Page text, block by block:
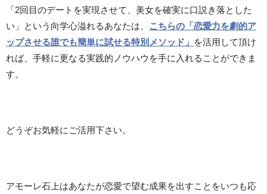
「2回目のデートを実現させて、美女を確実に口説き落とした
い」という向学心溢れるあなたは、 こちらの「恋愛力を劇的ア
ップさせる誰でも簡単に試せる特別メソッド」 を活用して頂け
れば、手軽に更なる実践的ノウハウを手に入れることができま
す。
どうぞお気軽にご活用下さい。
アモーレ石上はあなたが恋愛で望む成果を出すことをいつも応